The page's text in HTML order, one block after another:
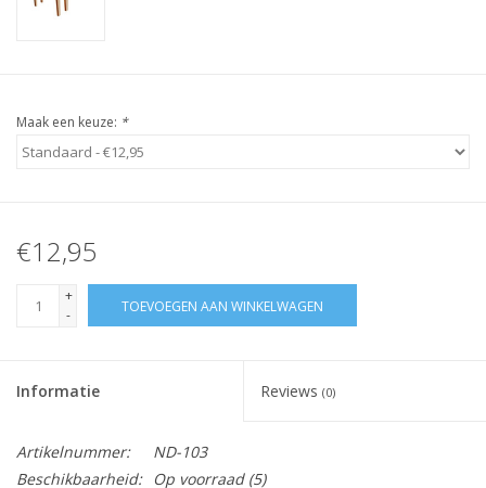
Maak een keuze: *
€12,95
+
-
TOEVOEGEN AAN WINKELWAGEN
Informatie Reviews (0)
Artikelnummer:
ND-103
Beschikbaarheid:
Op voorraad(5)